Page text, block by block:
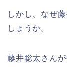
しかし、なぜ
しょうか。
藤井聡太さん